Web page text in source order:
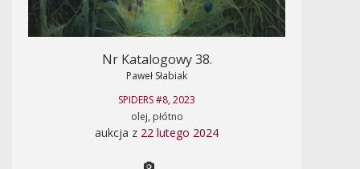
Nr Katalogowy 38.
Paweł Słabiak
SPIDERS #8, 2023
olej, płótno
aukcja z 22 lutego 2024